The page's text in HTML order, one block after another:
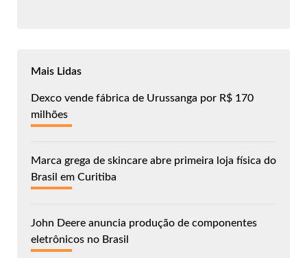
Mais Lidas
Dexco vende fábrica de Urussanga por R$ 170
milhões
Marca grega de skincare abre primeira loja física do
Brasil em Curitiba
John Deere anuncia produção de componentes
eletrônicos no Brasil